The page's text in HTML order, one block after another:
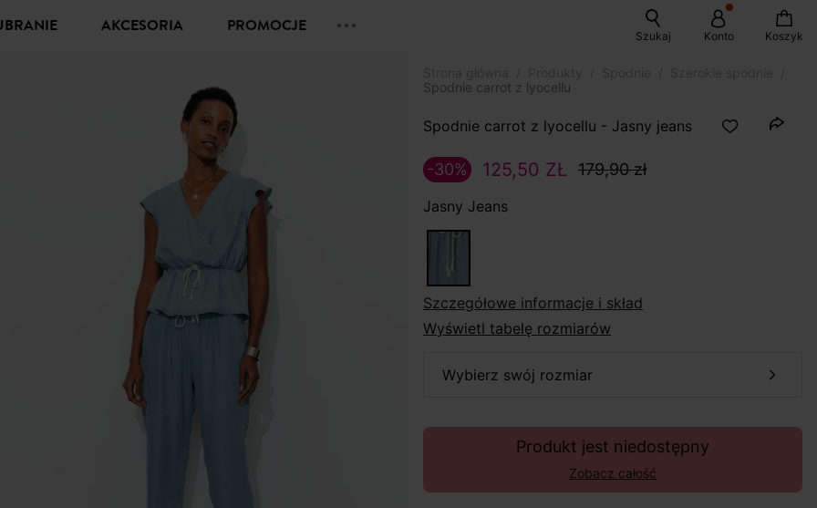
UBRANIE AKCESORIA PROMOCJE Szukaj Konto Koszyk
Spodnie carrot z lyocellu
Spodnie carrot z lyocellu - Jasny jeans
125,50 ZŁ 179,90 zł
-30%
Jasny Jeans
szczegółowe informacje i skład
Wyświetl tabelę rozmiarów
wybierz swój rozmiar
Produkt jest niedostępny
Zobacz całość